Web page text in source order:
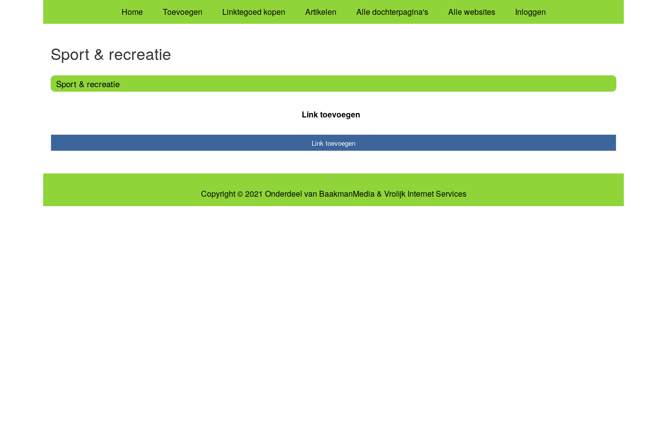
Home Toevoegen Linktegoed kopen Artikelen Alle dochterpagina's Alle websites Inloggen
Sport & recreatie
Sport & recreatie
Link toevoegen
Link toevoegen
Copyright © 2021 Onderdeel van BaakmanMedia& Vrolijk Internet Services